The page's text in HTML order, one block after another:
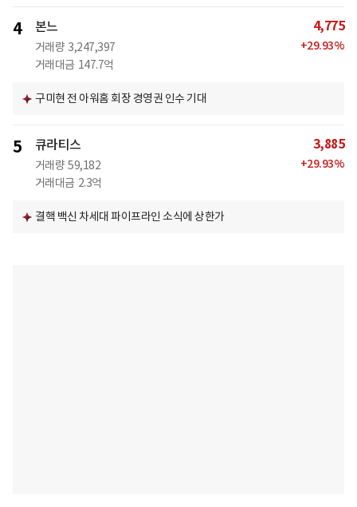
4 본느
거래량 3,247,397
거래대금 147.7억
4,775
+29.93%
구미현 전 아워홈 회장 경영권 인수 기대
5 큐라티스
거래량 59,182
거래대금 2.3억
3,885
+29.93%
결핵 백신 차세대 파이프라인 소식에 상한가